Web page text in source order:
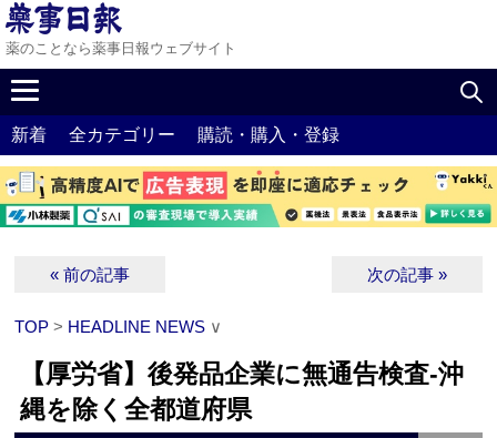
薬のことなら薬事日報ウェブサイト
新着 全カテゴリー 購読・購入・登録
« 前の記事 次の記事 »
TOP > HEADLINE NEWS ∨
【厚労省】後発品企業に無通告検査‐沖
縄を除く全都道府県